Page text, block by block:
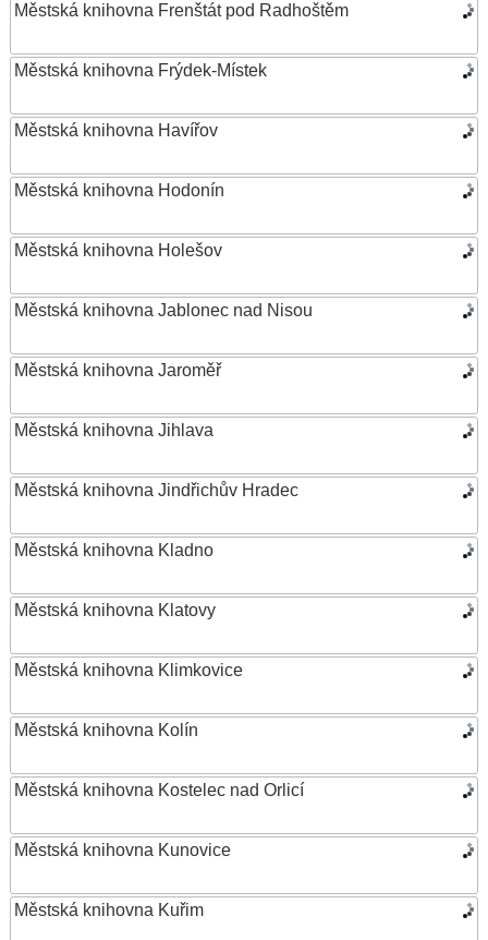
Městská knihovna Frenštát pod Radhoštěm
Městská knihovna Frýdek-Místek
Městská knihovna Havířov
Městská knihovna Hodonín
Městská knihovna Holešov
Městská knihovna Jablonec nad Nisou
Městská knihovna Jaroměř
Městská knihovna Jihlava
Městská knihovna Jindřichův Hradec
Městská knihovna Kladno
Městská knihovna Klatovy
Městská knihovna Klimkovice
Městská knihovna Kolín
Městská knihovna Kostelec nad Orlicí
Městská knihovna Kunovice
Městská knihovna Kuřim